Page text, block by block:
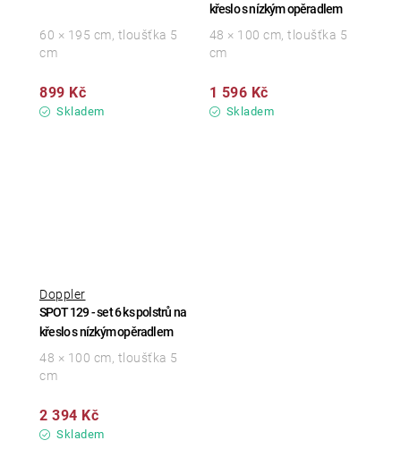
Skladem
899 Kč
60 × 195 cm, tloušťka 5
cm
křeslo s nízkým opěradlem
Skladem
1 596 Kč
48 × 100 cm, tloušťka 5
cm
SPOT 129 - set 6 ks polstrů na
křeslo s nízkým opěradlem
Doppler
Skladem
2 394 Kč
48 × 100 cm, tloušťka 5
cm